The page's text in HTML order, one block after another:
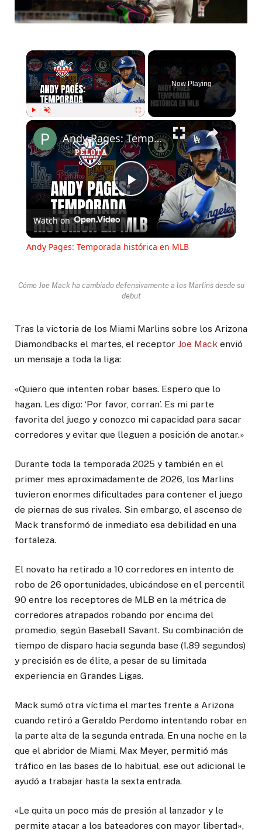
×
Play
Now Playing
×
Play
Video
Andy Pages: Temporada histórica en MLB
Watch on
Andy Pages: Temporada histórica en MLB
Cómo Joe Mack ha cambiado defensivamente a los Marlins desde su
debut
Tras la victoria de los Miami Marlins sobre los Arizona
Diamondbacks el martes, el receptor Joe Mack envió
un mensaje a toda la liga:
«Quiero que intenten robar bases. Espero que lo
hagan. Les digo: ‘Por favor, corran’. Es mi parte
favorita del juego y conozco mi capacidad para sacar
corredores y evitar que lleguen a posición de anotar.»
Durante toda la temporada 2025 y también en el
primer mes aproximadamente de 2026, los Marlins
tuvieron enormes dificultades para contener el juego
de piernas de sus rivales. Sin embargo, el ascenso de
Mack transformó de inmediato esa debilidad en una
fortaleza.
El novato ha retirado a 10 corredores en intento de
robo de 26 oportunidades, ubicándose en el percentil
90 entre los receptores de MLB en la métrica de
corredores atrapados robando por encima del
promedio, según Baseball Savant. Su combinación de
tiempo de disparo hacia segunda base (1.89 segundos)
y precisión es de élite, a pesar de su limitada
experiencia en Grandes Ligas.
Mack sumó otra víctima el martes frente a Arizona
cuando retiró a Geraldo Perdomo intentando robar en
la parte alta de la segunda entrada. En una noche en la
que el abridor de Miami, Max Meyer, permitió más
tráfico en las bases de lo habitual, ese out adicional le
ayudó a trabajar hasta la sexta entrada.
«Le quita un poco más de presión al lanzador y le
permite atacar a los bateadores con mayor libertad»,